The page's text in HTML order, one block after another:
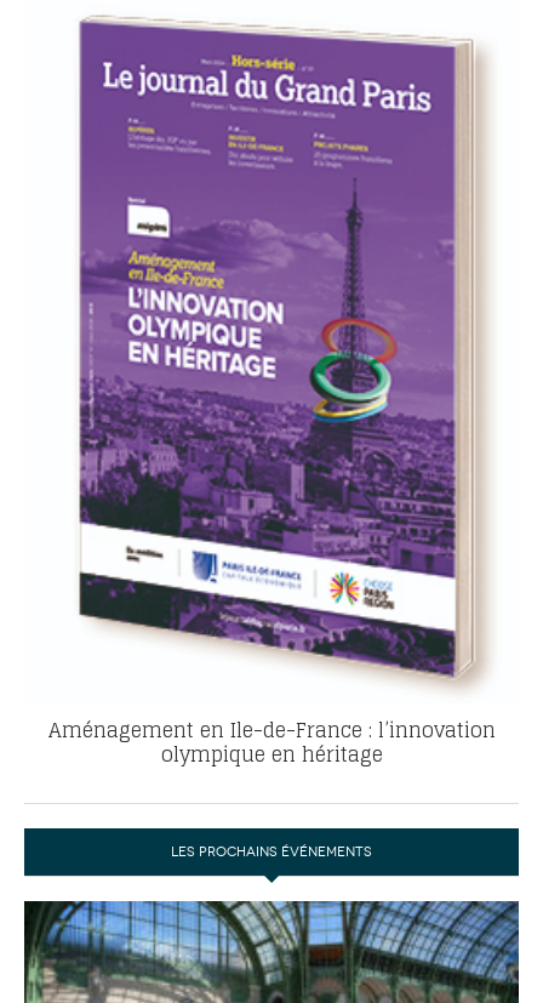
Aménagement en Ile-de-France : l’innovation
olympique en héritage
LES PROCHAINS ÉVÉNEMENTS